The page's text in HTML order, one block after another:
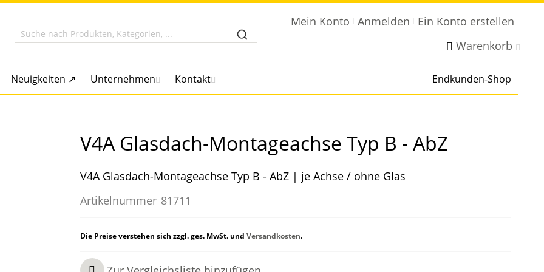
Mein Konto Anmelden
Ein Konto erstellen
Warenkorb
Neuigkeiten ↗ Unternehmen Kontakt Endkunden-Shop
V4A Glasdach-Montageachse Typ B - AbZ
V4A Glasdach-Montageachse Typ B - AbZ | je Achse / ohne Glas
Artikelnummer 81711
Die Preise verstehen sich zzgl. ges. MwSt. und Versandkosten.